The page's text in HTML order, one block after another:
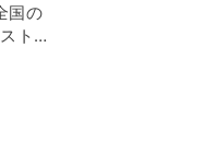
国の
ト<